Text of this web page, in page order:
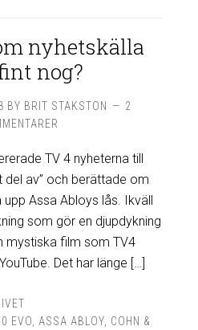
nyhetskälla
nog?
BY BRIT STAKSTON
2
TV 4 nyheterna till
del av” och berättade om
Assa Abloys lås. Ikväll
som gör en djupdykning
mystiska film som TV4
Det har länge […]
EVO ASSA ABLOY, COHN &